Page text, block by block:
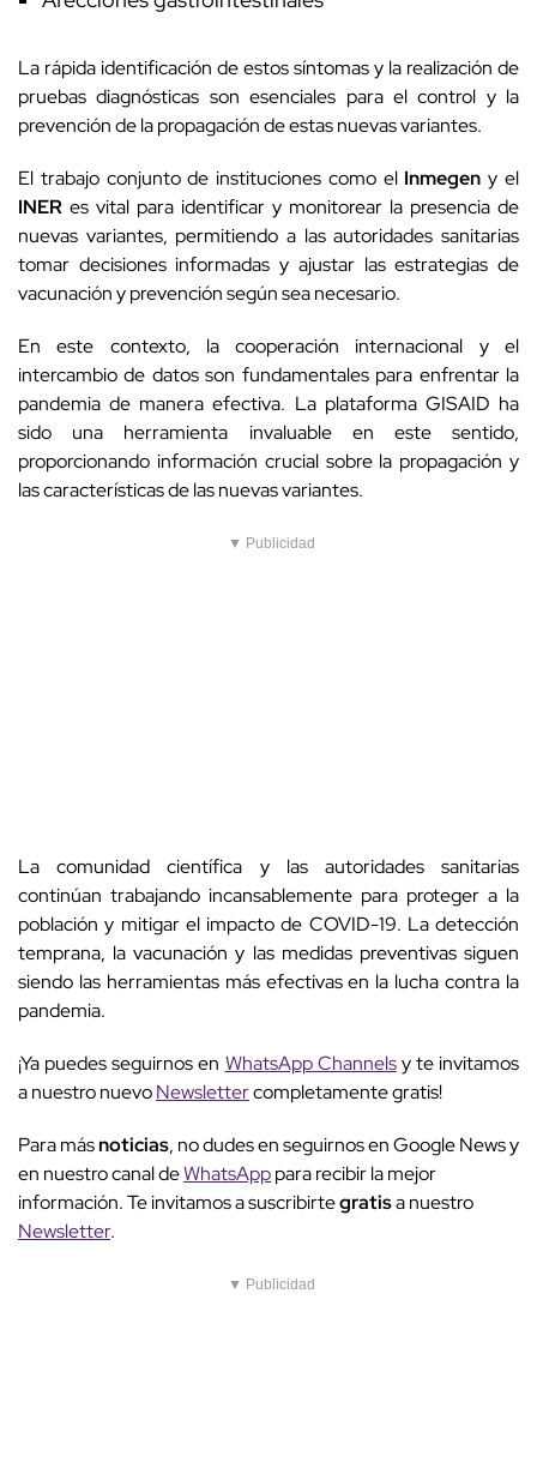
La rápida identificación de estos síntomas y la realización de
pruebas diagnósticas son esenciales para el control y la
prevención de la propagación de estas nuevas variantes.
El trabajo conjunto de instituciones como el Inmegeny el
INER es vital para identificar y monitorear la presencia de
nuevas variantes, permitiendo a las autoridades sanitarias
tomar decisiones informadas y ajustar las estrategias de
vacunación y prevención según sea necesario.
En este contexto, la cooperación internacional y el
intercambio de datos son fundamentales para enfrentar la
pandemia de manera efectiva. La plataforma GISAID ha
sido una herramienta invaluable en este sentido,
proporcionando información crucial sobre la propagación y
las características de las nuevas variantes.
▼ Publicidad
La comunidad científica y las autoridades sanitarias
continúan trabajando incansablemente para proteger a la
población y mitigar el impacto de COVID-19. La detección
temprana, la vacunación y las medidas preventivas siguen
siendo las herramientas más efectivas en la lucha contra la
pandemia.
¡Ya puedes seguirnos en WhatsApp Channelsy te invitamos
a nuestro nuevoNewslettercompletamente gratis!
Para másnoticias, no dudes en seguirnos en Google News y
en nuestro canal deWhatsApppara recibir la mejor
información. Te invitamos a suscribirtegratisa nuestro
Newsletter.
▼ Publicidad